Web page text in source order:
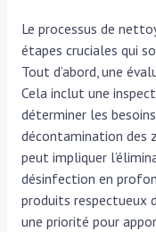
Le processus de
étapes cruciales qui
Tout d’abord, une
Cela inclut une
déterminer les
décontamination des
peut impliquer
désinfection en
produits respectueux
une priorité pour